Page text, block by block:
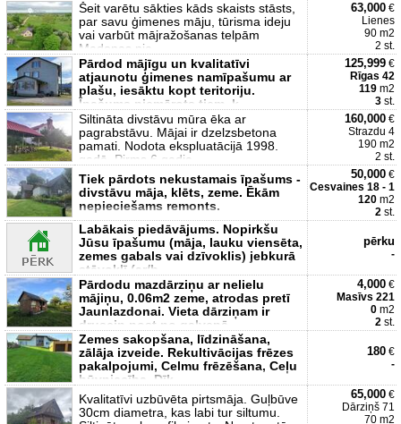
Šeit varētu sākties kāds skaists stāsts,
par savu ģimenes māju, tūrisma ideju
vai varbūt mājražošanas telpām
Madonas pie
63,000 €
Lienes
90 m2
2 st.
Pārdod mājīgu un kvalitatīvi
atjaunotu ģimenes namīpašumu ar
plašu, iesāktu kopt teritoriju.
Īpašums piemērots tiem, k
125,999 €
Rīgas 42
119 m2
3 st.
Siltināta divstāvu mūra ēka ar
pagrabstāvu. Mājai ir dzelzsbetona
pamati. Nodota ekspluatācijā 1998.
gadā. Pirms 6 gadie
160,000 €
Strazdu 4
190 m2
2 st.
Tiek pārdots nekustamais īpašums -
divstāvu māja, klēts, zeme. Ēkām
nepieciešams remonts.
50,000 €
Cesvaines 18 - 1
120 m2
2 st.
Labākais piedāvājums. Nopirkšu
Jūsu īpašumu (māja, lauku viensēta,
zemes gabals vai dzīvoklis) jebkurā
stāvoklī (ar/b
pērku
-
Pārdodu mazdārziņu ar nelielu
mājiņu, 0.06m2 zeme, atrodas pretī
Jaunlazdonai. Vieta dārziņam ir
drusciņ nost no galvenā
4,000 €
Masīvs 221
0 m2
2 st.
Zemes sakopšana, līdzināšana,
zālāja izveide. Rekultivācijas frēzes
pakalpojumi, Celmu frēzēšana, Ceļu
būvniecība, Dīķ
180 €
-
Kvalitatīvi uzbūvēta pirtsmāja. Guļbūve
30cm diametra, kas labi tur siltumu.
65,000 €
Dārziņš 71
70 m2